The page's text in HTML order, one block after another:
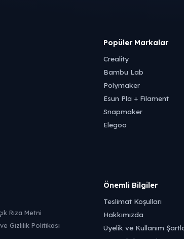
Popüler Markalar
Creality
Bambu Lab
Polymaker
Esun Pla + Filament
Snapmaker
Elegoo
Rıza Metni
Gizlilik Politikası
Önemli Bilgiler
Teslimat Koşulları
Hakkımızda
Üyelik ve Kullanım